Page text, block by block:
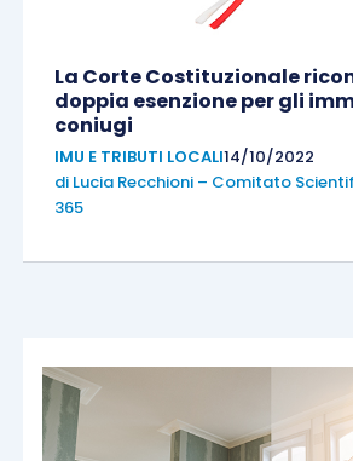
La Corte Costituzionale
doppia esenzione per gli
coniugi
IMU E TRIBUTI LOCALI14/10/2022
di Lucia Recchioni – Comitato
365